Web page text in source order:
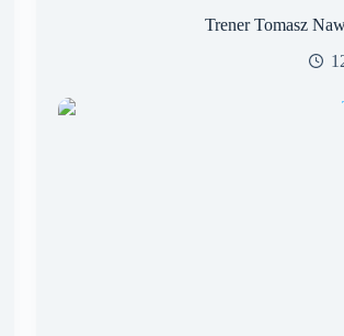
Trener Tomasz